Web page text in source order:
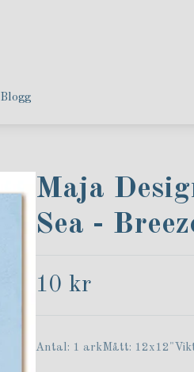
Blogg
Maja
Sea -
10 kr
Antal: 1 arkMått: